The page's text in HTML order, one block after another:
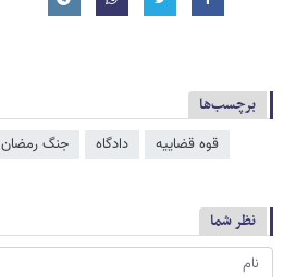
برچسب‌ها
قوه قضاییه دادگاه جنگ رمضان
نظر شما